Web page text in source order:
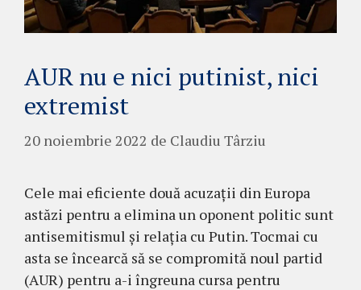
AUR nu e nici putinist, nici
extremist
20 noiembrie 2022 de Claudiu Târziu
Cele mai eficiente două acuzații din Europa
astăzi pentru a elimina un oponent politic sunt
antisemitismul și relația cu Putin. Tocmai cu
asta se încearcă să se compromită noul partid
(AUR) pentru a-i îngreuna cursa pentru